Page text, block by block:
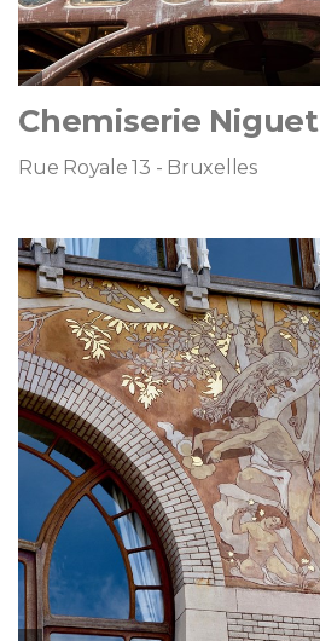
Chemiserie Niguet
Rue Royale 13 - Bruxelles